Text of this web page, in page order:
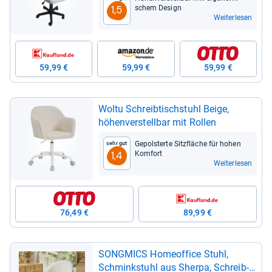
1,5
schem Design
Weiterlesen
59,99 € 59,99 € 59,99 €
Woltu Schreib­tisch­stuhl Beige,
höhen­ver­stell­bar mit Rol­len
Sehr gut
1,4
Gepols­terte Sitz­flä­che für hohen
Kom­fort
Weiterlesen
76,49 € 89,99 €
SONG­MICS Home­of­fice Stuhl,
Schmink­stuhl aus Sherpa, Schreib­